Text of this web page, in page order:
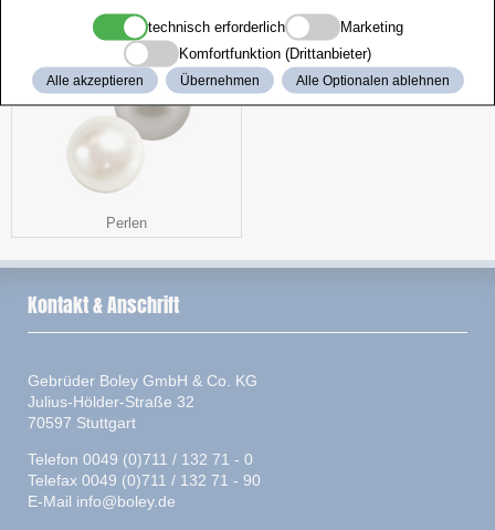
Handölgeber Stereomikroskop
Perlen
technisch erforderlich
Marketing
Komfortfunktion (Drittanbieter)
Alle akzeptieren Übernehmen Alle Optionalen ablehnen
Kontakt & Anschrift
Gebrüder Boley GmbH & Co. KG
Julius-Hölder-Straße 32
70597 Stuttgart
Telefon 0049 (0)711 / 132 71 - 0
Telefax 0049 (0)711 / 132 71 - 90
E-Mail info@boley.de